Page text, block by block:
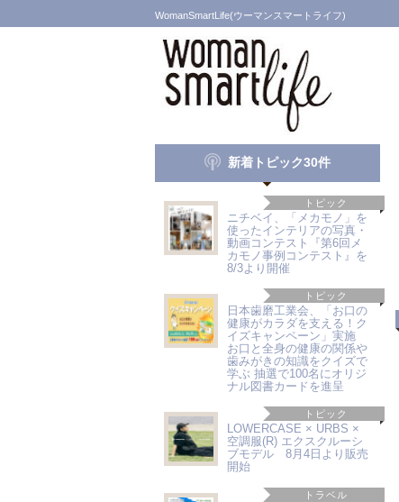
WomanSmartLife(ウーマンスマートライフ)
新着トピック30件
トピック
ニチベイ、「メカモノ」を
使ったインテリアの写真・
動画コンテスト『第6回メ
カモノ事例コンテスト』を
8/3より開催
トピック
日本歯磨工業会、「お口の
健康がカラダを支える！ク
イズキャンペーン」実施
お口と全身の健康の関係や
歯みがきの知識をクイズで
学ぶ 抽選で100名にオリジ
ナル図書カードを進呈
トピック
LOWERCASE × URBS ×
空調服(R) エクスクルーシ
ブモデル 8月4日より販売
開始
トラベル